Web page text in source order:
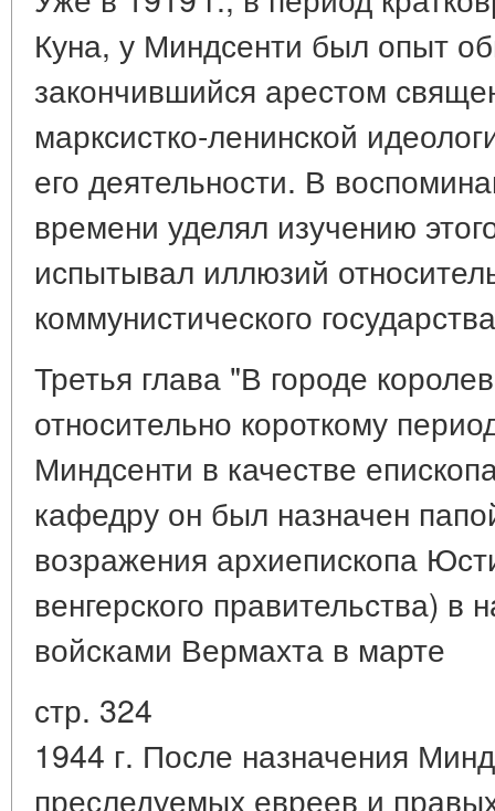
Куна, у Миндсенти был опыт
закончившийся арестом
марксистко-ленинской
его деятельности. В
времени уделял изучению
испытывал иллюзий
коммунистического
Третья глава "В городе
относительно короткому
Миндсенти в качестве
кафедру он был назначен
возражения архиепископа
венгерского правительства) в
войсками Вермахта в марте
стр. 324
1944 г. После назначения
преследуемых евреев и